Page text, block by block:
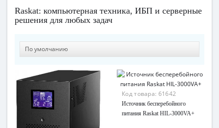
Raskat: компьютерная техника, ИБП и серверные
решения для любых задач
Код товара: 61642
Источник бесперебойного
питания Raskat HIL-3000VA+